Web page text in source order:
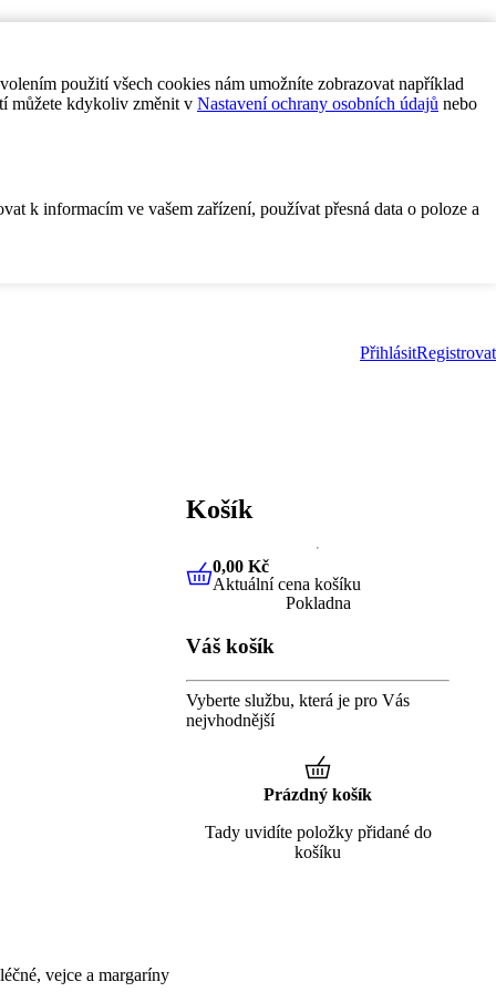
použití všech cookies nám umožníte zobrazovat například
můžete kdykoliv změnit v Nastavení ochrany osobních údajů nebo
k informacím ve vašem zařízení, používat přesná data o poloze a
PřihlásitRegistrovat
vejce a margaríny
Košík
0,00 KčAktuální cena košíku
0,00 Kč
Aktuální cena košíku
Pokladna
Váš košík
Vyberte službu, která je pro Vás
nejvhodnější
Prázdný košík
Tady uvidíte položky přidané do
košíku